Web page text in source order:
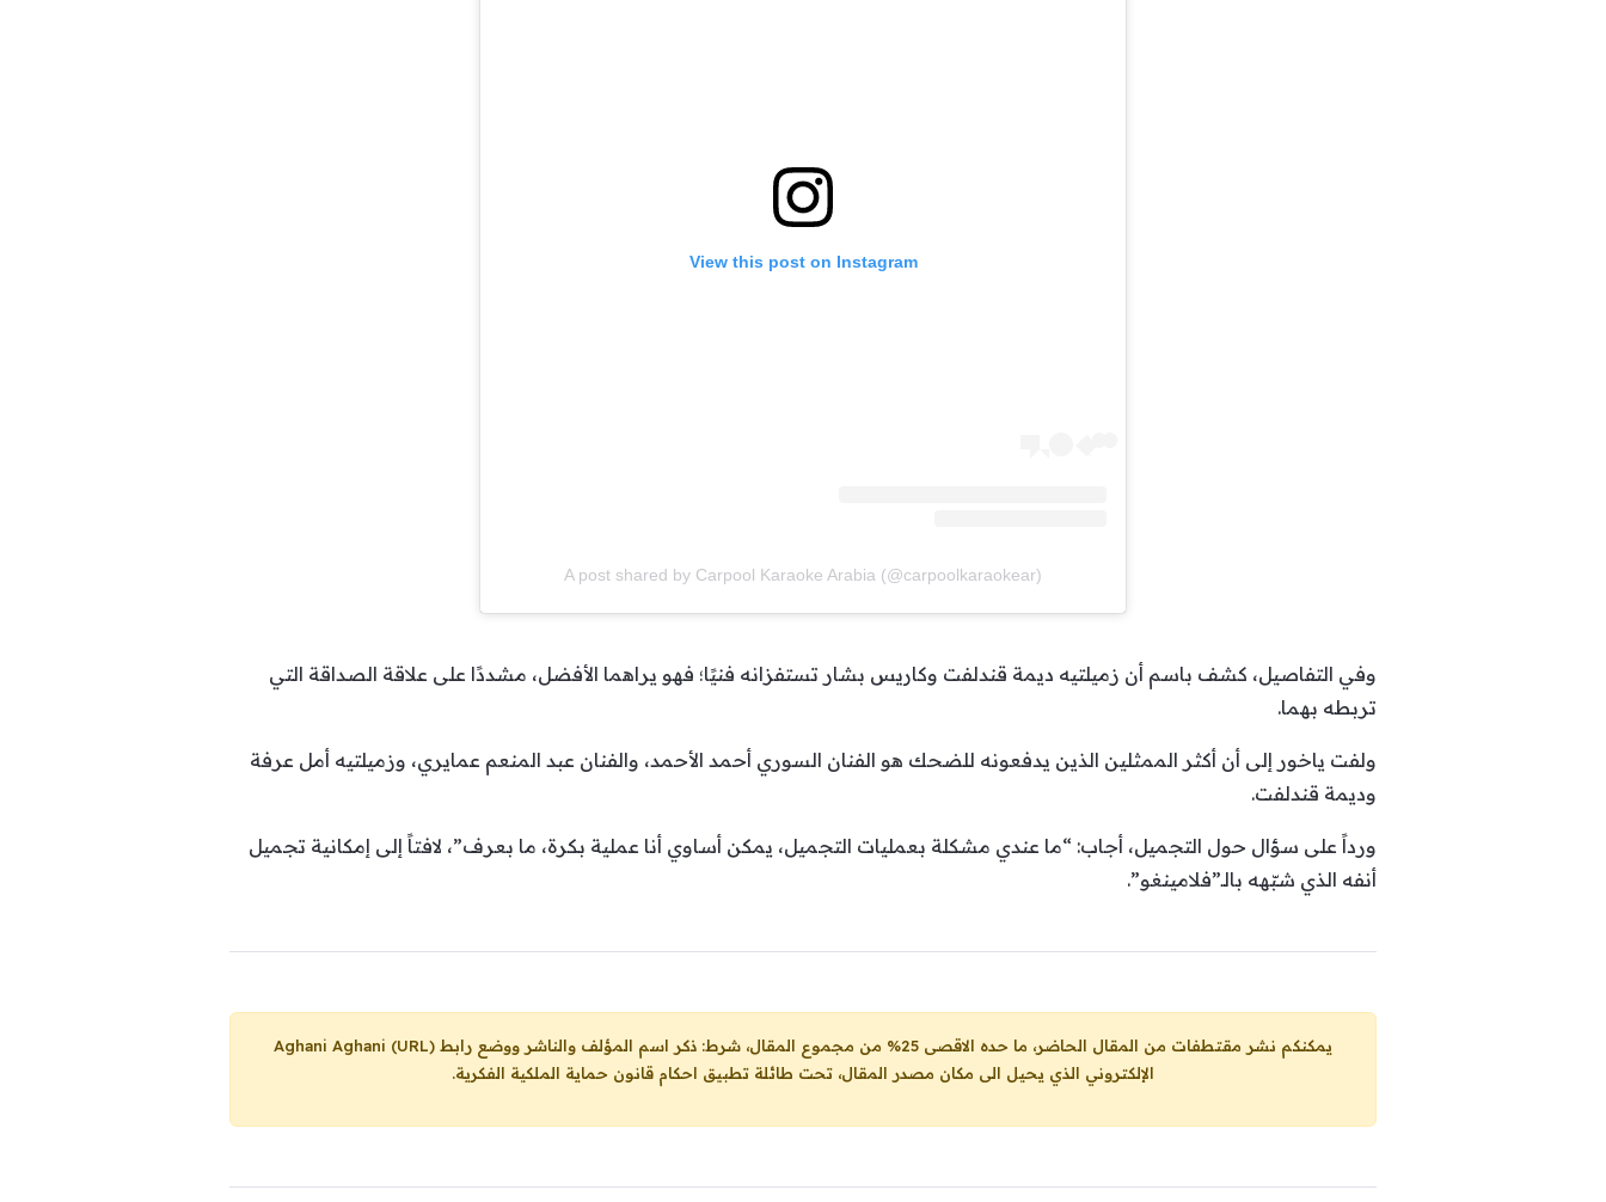
View this post on Instagram
A post shared by Carpool Karaoke Arabia (@carpoolkaraokear)
وفي التفاصيل، كشف باسم أن زميلتيه ديمة قندلفت وكاريس بشار تستفزانه فنيًا؛ فهو يراهما الأفضل، مشددًا على علاقة الصداقة التي
تربطه بهما.
ولفت ياخور إلى أن أكثر الممثلين الذين يدفعونه للضحك هو الفنان السوري أحمد الأحمد، والفنان عبد المنعم عمايري، وزميلتيه أمل عرفة
وديمة قندلفت.
ورداً على سؤال حول التجميل، أجاب: “ما عندي مشكلة بعمليات التجميل، يمكن أساوي أنا عملية بكرة، ما بعرف”، لافتاً إلى إمكانية تجميل
أنفه الذي شبّهه بالـ”فلامينغو”.
يمكنكم نشر مقتطفات من المقال الحاضر، ما حده الاقصى 25% من مجموع المقال، شرط: ذكر اسم المؤلف والناشر ووضع رابط
Aghani Aghani (URL)
الإلكتروني الذي يحيل الى مكان مصدر المقال، تحت طائلة تطبيق احكام قانون حماية الملكية الفكرية.